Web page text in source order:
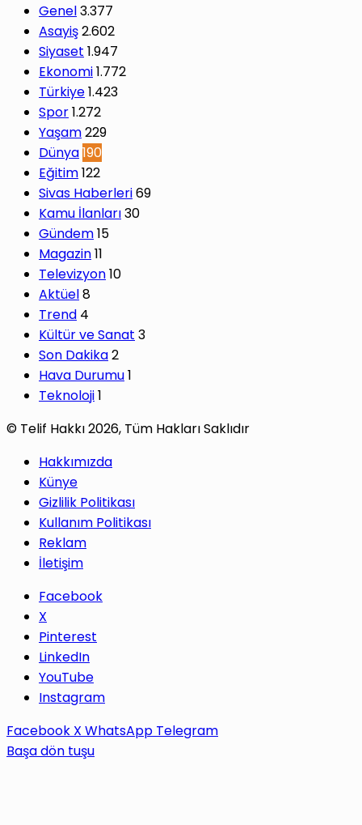
Genel3.377
Asayiş2.602
Siyaset 1.947
Ekonomi1.772
Türkiye1.423
Spor1.272
Yaşam229
Dünya190
Eğitim122
Sivas Haberleri69
Kamu İlanları30
Gündem15
Magazin11
Televizyon10
Aktüel8
Trend 4
Kültür ve Sanat 3
Son Dakika2
Hava Durumu1
Teknoloji1
© Telif Hakkı 2026, Tüm Hakları Saklıdır
Hakkımızda
Künye
Gizlilik Politikası
Kullanım Politikası
Reklam
İletişim
Facebook
X
Pinterest
LinkedIn
YouTube
Instagram
Facebook X WhatsApp Telegram
Başa dön tuşu